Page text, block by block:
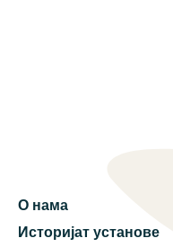
О нама
Историјат установе